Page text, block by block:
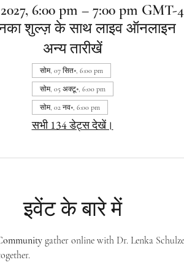
6:00 pm – 7:00 pm GMT-4
शुल्ज़ के साथ लाइव ऑनलाइन
अन्य तारीखें
सोम, 07 सित॰, 6:00 pm
सोम, 05 अक्टू॰, 6:00 pm
सोम, 02 नव॰, 6:00 pm
सभी 134 डेट्स देखें।
इवेंट के बारे में
gather online with Dr. Lenka